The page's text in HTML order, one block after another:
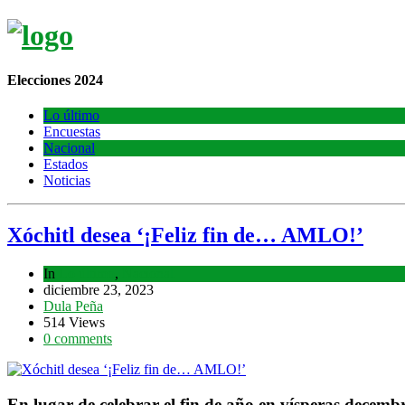
Elecciones 2024
Lo último
Encuestas
Nacional
Estados
Noticias
Xóchitl desea ‘¡Feliz fin de… AMLO!’
In ,
diciembre 23, 2023
Dula Peña
514 Views
0 comments